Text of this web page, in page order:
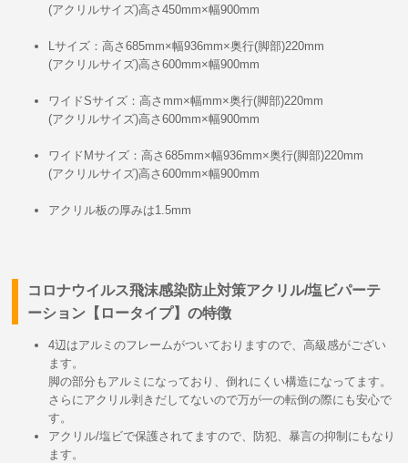
(アクリルサイズ)高さ450mm×幅900mm
Lサイズ：高さ685mm×幅936mm×奥行(脚部)220mm
(アクリルサイズ)高さ600mm×幅900mm
ワイドSサイズ：高さmm×幅mm×奥行(脚部)220mm
(アクリルサイズ)高さ600mm×幅900mm
ワイドMサイズ：高さ685mm×幅936mm×奥行(脚部)220mm
(アクリルサイズ)高さ600mm×幅900mm
アクリル板の厚みは1.5mm
コロナウイルス飛沫感染防止対策アクリル/塩ビパーテ
ーション【ロータイプ】の特徴
4辺はアルミのフレームがついておりますので、高級感がござい
ます。
脚の部分もアルミになっており、倒れにくい構造になってます。
さらにアクリル剥きだしてないので万が一の転倒の際にも安心で
す。
アクリル/塩ビで保護されてますので、防犯、暴言の抑制にもなり
ます。